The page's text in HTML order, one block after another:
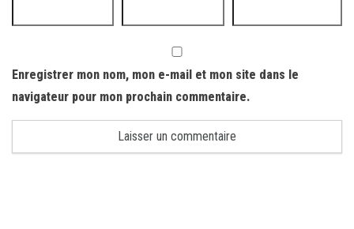
Enregistrer mon nom, mon e-mail et mon site dans le
navigateur pour mon prochain commentaire.